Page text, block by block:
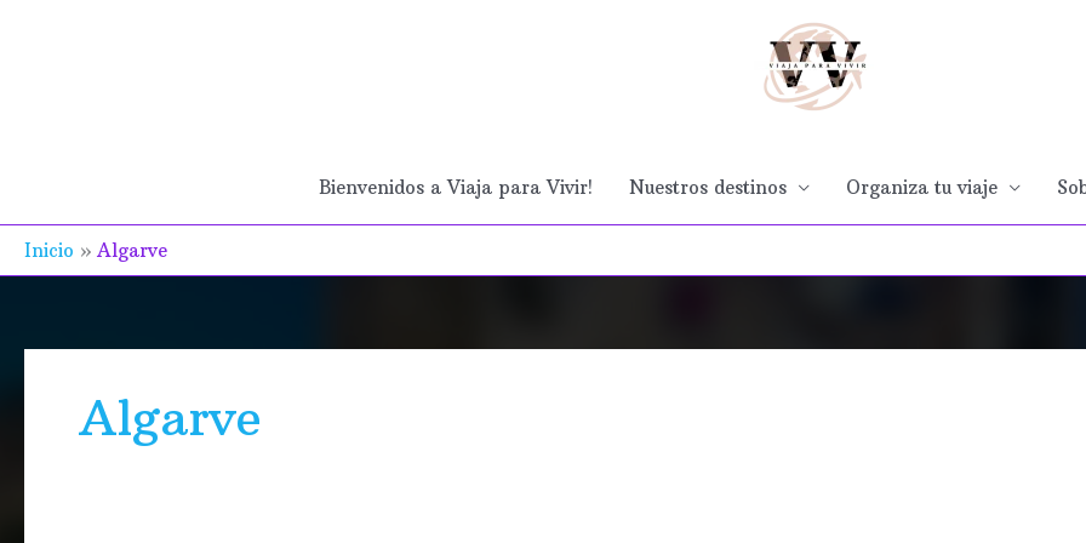
Bienvenidos a Viaja para Vivir! Nuestros destinos Organiza tu viaje
Inicio Algarve
Algarve